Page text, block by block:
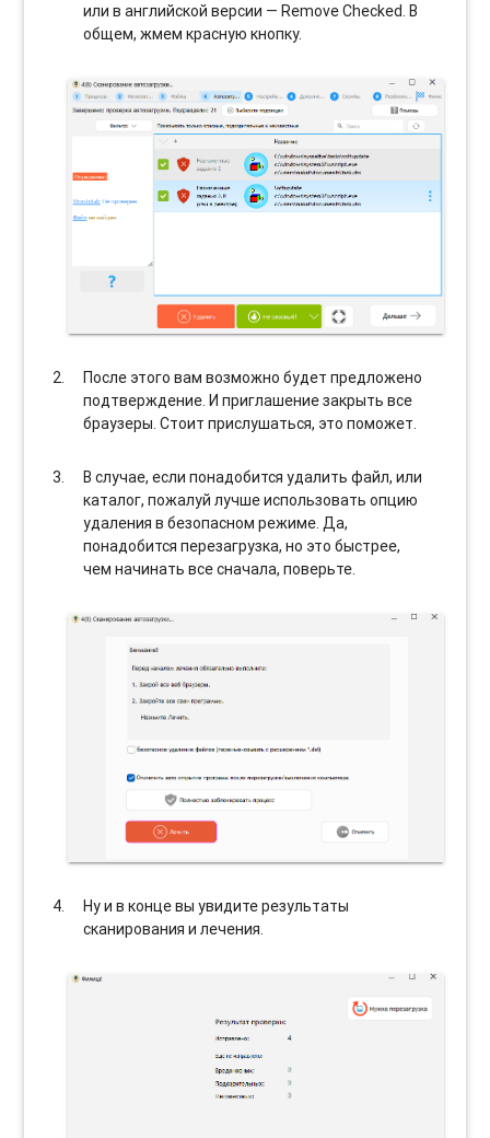
или в английской версии — Remove Checked. В
общем, жмем красную кнопку.
После этого вам возможно будет предложено
подтверждение. И приглашение закрыть все
браузеры. Стоит прислушаться, это поможет.
В случае, если понадобится удалить файл, или
каталог, пожалуй лучше использовать опцию
удаления в безопасном режиме. Да,
понадобится перезагрузка, но это быстрее,
чем начинать все сначала, поверьте.
Ну и в конце вы увидите результаты
сканирования и лечения.